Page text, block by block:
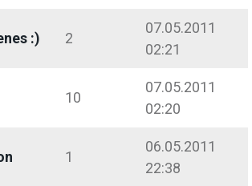
:) 2
07.05.2011
02:21
10
07.05.2011
02:20
1
06.05.2011
22:38